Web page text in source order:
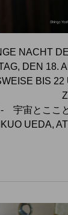
NACHT
DEN 18.
BIS 22
- 宇宙とここ
UEDA,